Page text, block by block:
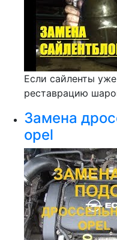
Если сайленты
реставрацию
Замена
opel